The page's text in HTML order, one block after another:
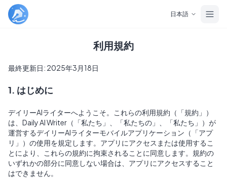
日本語
利用規約
最終更新日: 2025年3月18日
1. はじめに
デイリーAIライターへようこそ。これらの利用規約（「規約」）
は、Daily AI Writer（「私たち」、「私たちの」、「私たち」）が
運営するデイリーAIライターモバイルアプリケーション（「アプ
リ」）の使用を規定します。アプリにアクセスまたは使用するこ
とにより、これらの規約に拘束されることに同意します。規約の
いずれかの部分に同意しない場合は、アプリにアクセスすること
はできません。